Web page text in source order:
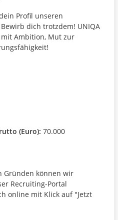
Profil unseren
dich trotzdem! UNIQA
Ambition, Mut zur
(Euro): 70.000
Gründen können wir
Recruiting-Portal
online mit Klick auf "Jetzt